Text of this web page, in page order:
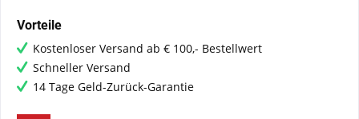
Vorteile
Kostenloser Versand ab € 100,- Bestellwert
Schneller Versand
14 Tage Geld-Zurück-Garantie